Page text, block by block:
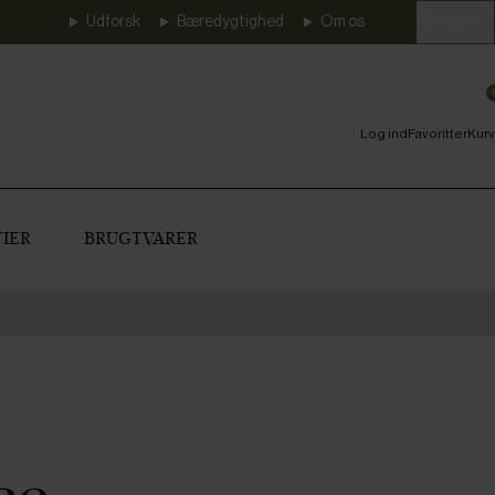
Udforsk Bæredygtighed Om os
Log indFavoritterKurv
BRUGTVARER